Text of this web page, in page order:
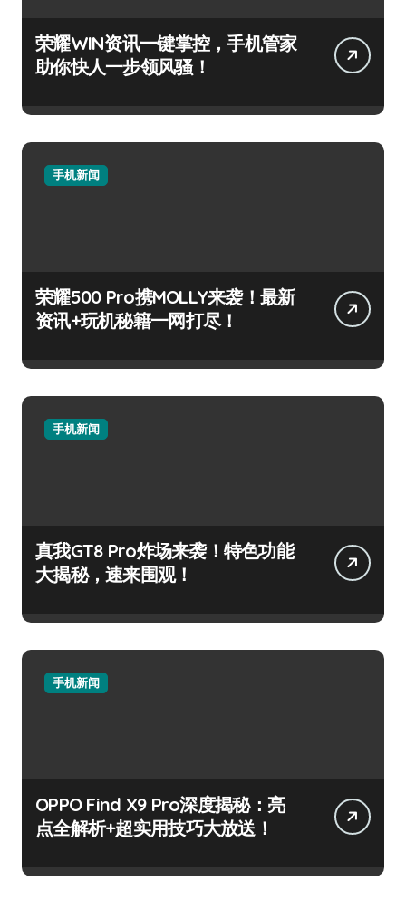
荣耀WIN资讯一键掌控，手机管家
助你快人一步领风骚！
手机新闻
荣耀500 Pro携MOLLY来袭！最新
资讯+玩机秘籍一网打尽！
手机新闻
真我GT8 Pro炸场来袭！特色功能
大揭秘，速来围观！
手机新闻
OPPO Find X9 Pro深度揭秘：亮
点全解析+超实用技巧大放送！